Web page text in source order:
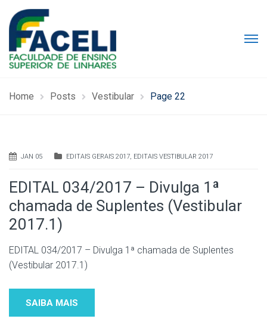
Home Posts Vestibular Page 22
JAN 05 EDITAIS GERAIS 2017, EDITAIS VESTIBULAR 2017
EDITAL 034/2017 – Divulga 1ª
chamada de Suplentes (Vestibular
2017.1)
EDITAL 034/2017 – Divulga 1ª chamada de Suplentes
(Vestibular 2017.1)
SAIBA MAIS